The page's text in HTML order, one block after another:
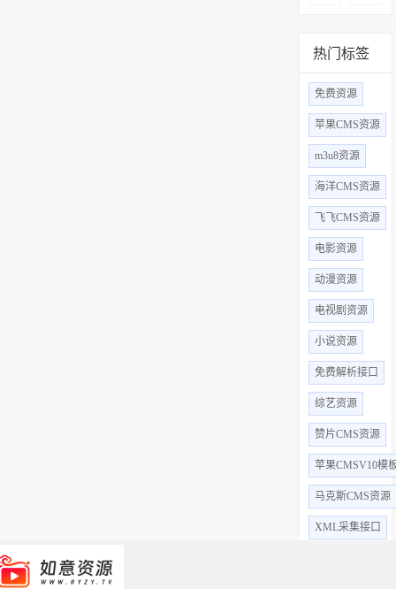
热门标签
免费资源
苹果CMS资源
m3u8资源
海洋CMS资源
飞飞CMS资源
电影资源
动漫资源
电视剧资源
小说资源
免费解析接口
综艺资源
赞片CMS资源
苹果CMSV10模
马克斯CMS资源
XML采集接口